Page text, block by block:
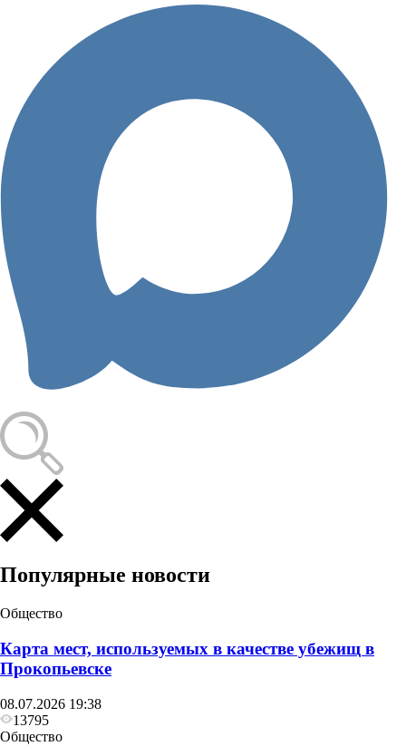
Популярные новости
Общество
Карта мест, используемых в качестве убежищ в
Прокопьевске
08.07.2026 19:38
13795
Общество